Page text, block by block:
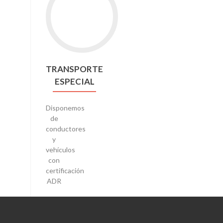
TRANSPORTE
ESPECIAL
Disponemos
de
conductores
y
vehículos
con
certificación
ADR